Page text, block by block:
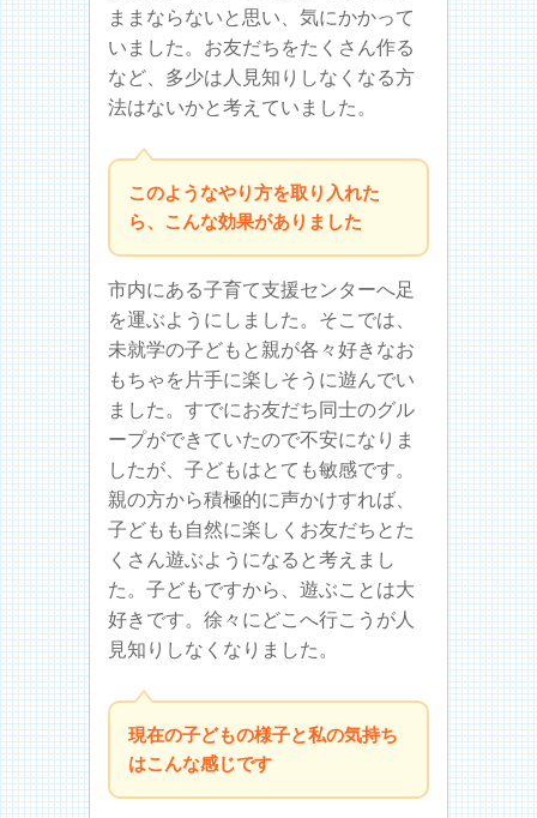
ままならないと思い、気にかかって
いました。お友だちをたくさん作る
など、多少は人見知りしなくなる方
法はないかと考えていました。
このようなやり方を取り入れた
ら、こんな効果がありました
市内にある子育て支援センターへ足
を運ぶようにしました。そこでは、
未就学の子どもと親が各々好きなお
もちゃを片手に楽しそうに遊んでい
ました。すでにお友だち同士のグル
ープができていたので不安になりま
したが、子どもはとても敏感です。
親の方から積極的に声かけすれば、
子どもも自然に楽しくお友だちとた
くさん遊ぶようになると考えまし
た。子どもですから、遊ぶことは大
好きです。徐々にどこへ行こうが人
見知りしなくなりました。
現在の子どもの様子と私の気持ち
はこんな感じです